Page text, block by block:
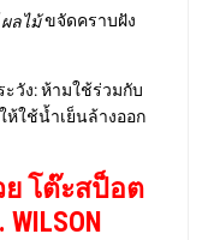
ลไม้ขจัดคราบฝัง
วัง: ห้ามใช้ร่วมกับ
ห้ใช้น้ำเย็นล้างออก
โต๊ะสป็อต